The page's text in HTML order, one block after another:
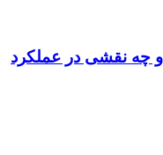
چه نقشی در عملکرد